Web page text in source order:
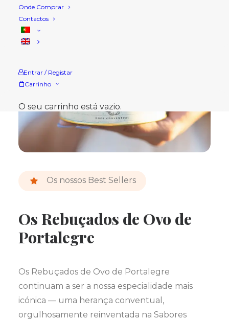
Onde Comprar
Contactos
Entrar / Registar
Carrinho
O seu carrinho está vazio.
Os nossos Best Sellers
Os Rebuçados de Ovo de
Portalegre
Os Rebuçados de Ovo de Portalegre
continuam a ser a nossa especialidade mais
icónica — uma herança conventual,
orgulhosamente reinventada na Sabores